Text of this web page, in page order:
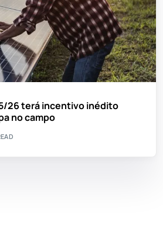
26 terá incentivo inédito
no campo